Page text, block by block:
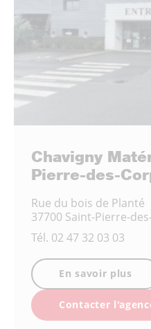
Chavigny
Pierre-des-
Rue du bois de Planté
37700 Saint-Pierre-
Tél. 02 47 32 03 03
En savoir plus
Contacter